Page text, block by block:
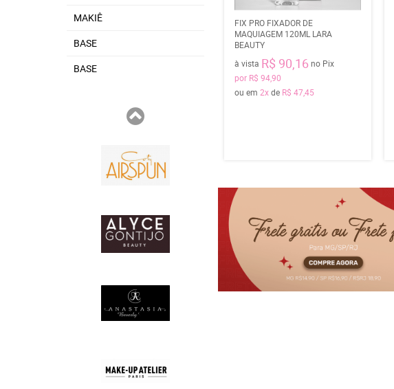
MAKIÊ
BASE
BASE
FIX PRO FIXADOR DE
MAQUIAGEM 120ML LARA
BEAUTY
à vista R$ 90,16no Pix
por R$ 94,90
ou em2xde R$ 47,45